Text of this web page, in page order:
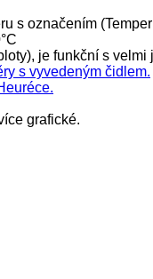
s označením
je funkční s
s vyvedeným čidlem.
grafické.